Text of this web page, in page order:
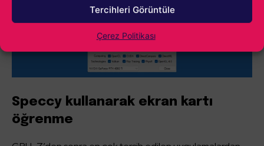
Tercihleri Görüntüle
Çerez Politikası
Speccy kullanarak ekran kartı
öğrenme